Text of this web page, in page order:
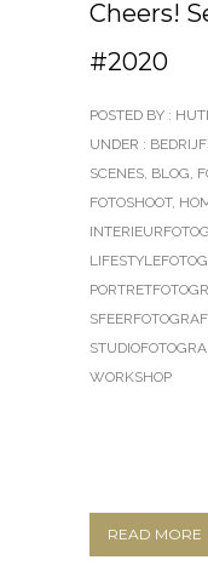
Cheers!
#2020
POSTED BY :
UNDER :
SCENES, BLOG,
FOTOSHOOT,
WORKSHOP
READ MORE